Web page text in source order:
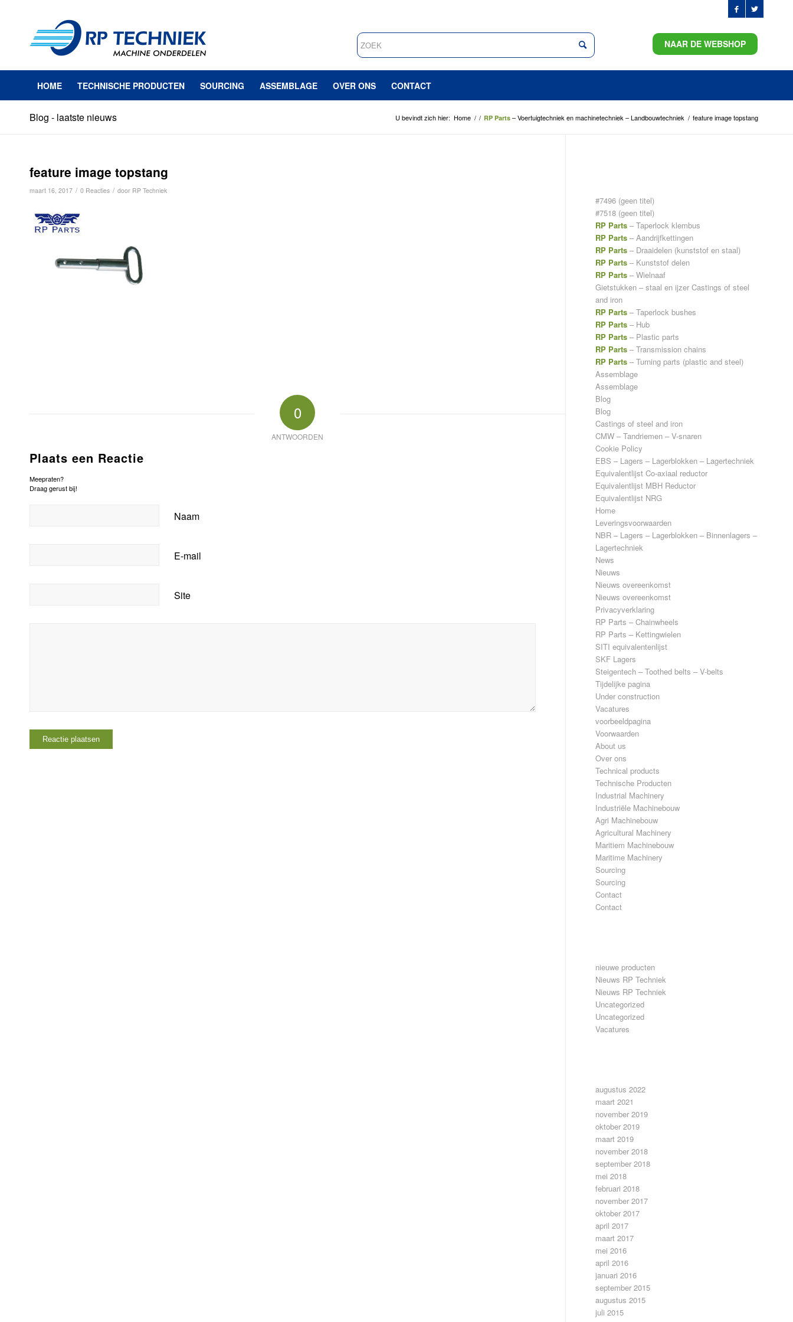
NAAR DE WEBSHOP
HOME TECHNISCHE PRODUCTEN SOURCING ASSEMBLAGE OVER ONS CONTACT
Blog - laatste nieuws U bevindt zich hier: Home / / RP Parts – Voertuigtechniek en machinetechniek – Landbouwtechniek / feature image topstang
feature image topstang
maart 16, 2017 / 0 Reacties / door RP Techniek
0
ANTWOORDEN
Plaats een Reactie
Meepraten?
Draag gerust bij!
Naam
E-mail
Site
#7496 (geen titel)
#7518 (geen titel)
RP Parts– Taperlock klembus
RP Parts – Aandrijfkettingen
RP Parts – Draaidelen (kunststof en staal)
RP Parts – Kunststof delen
RP Parts – Wielnaaf
Gietstukken – staal en ijzer Castings of steel
and iron
RP Parts– Taperlock bushes
RP Parts – Hub
RP Parts – Plastic parts
RP Parts – Transmission chains
RP Parts – Turning parts (plastic and steel)
Assemblage
Assemblage
Blog
Blog
Castings of steel and iron
CMW – Tandriemen – V-snaren
Cookie Policy
EBS – Lagers – Lagerblokken – Lagertechniek
Equivalentlijst Co-axiaal reductor
Equivalentlijst MBH Reductor
Equivalentlijst NRG
Home
Leveringsvoorwaarden
NBR – Lagers – Lagerblokken – Binnenlagers –
Lagertechniek
News
Nieuws
Nieuws overeenkomst
Nieuws overeenkomst
Privacyverklaring
RP Parts – Chainwheels
RP Parts – Kettingwielen
SITI equivalentenlijst
SKF Lagers
Steigentech – Toothed belts – V-belts
Tijdelijke pagina
Under construction
Vacatures
voorbeeldpagina
Voorwaarden
About us
Over ons
Technical products
Technische Producten
Industrial Machinery
Industriële Machinebouw
Agri Machinebouw
Agricultural Machinery
Maritiem Machinebouw
Maritime Machinery
Sourcing
Sourcing
Contact
Contact
nieuwe producten
Nieuws RP Techniek
Nieuws RP Techniek
Uncategorized
Uncategorized
Vacatures
augustus 2022
maart 2021
november 2019
oktober 2019
maart 2019
november 2018
september 2018
mei 2018
februari 2018
november 2017
oktober 2017
april 2017
maart 2017
mei 2016
april 2016
januari 2016
september 2015
augustus 2015
juli 2015